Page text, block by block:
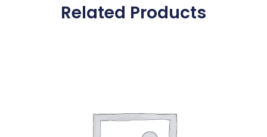
Related Products